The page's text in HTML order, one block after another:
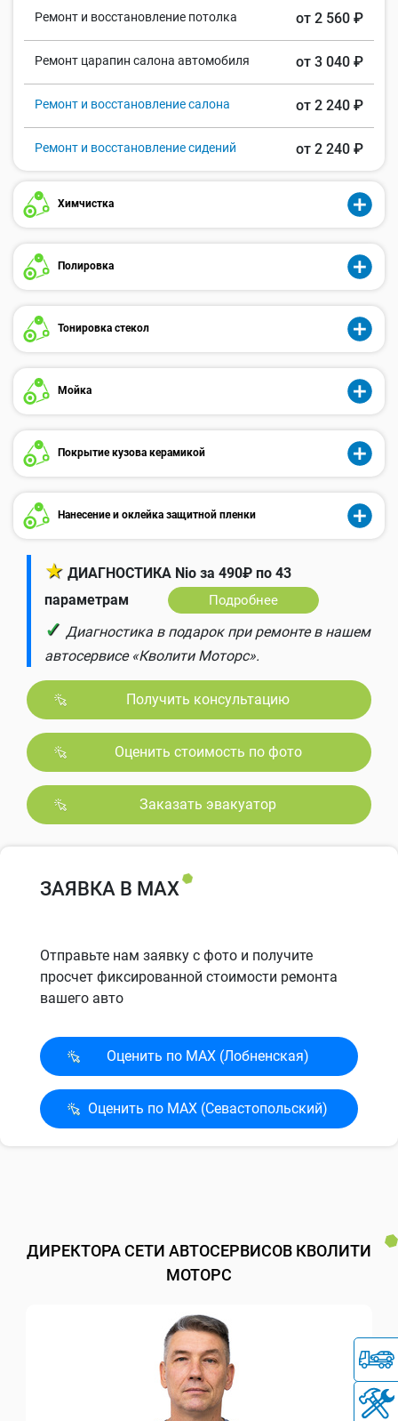
Ремонт и восстановление потолка от 2 560 ₽
Ремонт царапин салона автомобиля от 3 040 ₽
Ремонт и восстановление салона от 2 240 ₽
Ремонт и восстановление сидений от 2 240 ₽
Химчистка
Полировка
Тонировка стекол
Мойка
Покрытие кузова керамикой
Нанесение и оклейка защитной пленки
★ ДИАГНОСТИКА Nio за 490₽ по 43
параметрам
Подробнее
✓ Диагностика в подарок при ремонте в нашем
автосервисе «Кволити Моторс».
Получить консультацию
Оценить стоимость по фото
Заказать эвакуатор
ЗАЯВКА В MAX
Отправьте нам заявку с фото и получите
просчет фиксированной стоимости ремонта
вашего авто
Оценить по MAX (Лобненская)
Оценить по MAX (Севасто­польский)
ДИРЕКТОРА СЕТИ АВТОСЕРВИСОВ КВОЛИТИ
МОТОРС